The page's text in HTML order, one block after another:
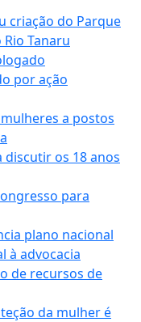
criação do Parque
Tanaru
por ação
a postos
os 18 anos
para
plano nacional
à advocacia
de recursos de
da mulher é